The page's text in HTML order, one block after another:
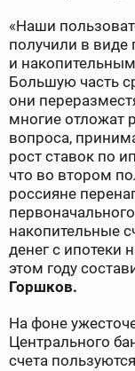
«Наши
получили в виде
и
Большую часть
они
многие отложат
вопроса,
рост ставок по
что во втором
россияне
накопительные
денег с ипотеки
этом году
Горшков.
На фоне
Центрального
счета